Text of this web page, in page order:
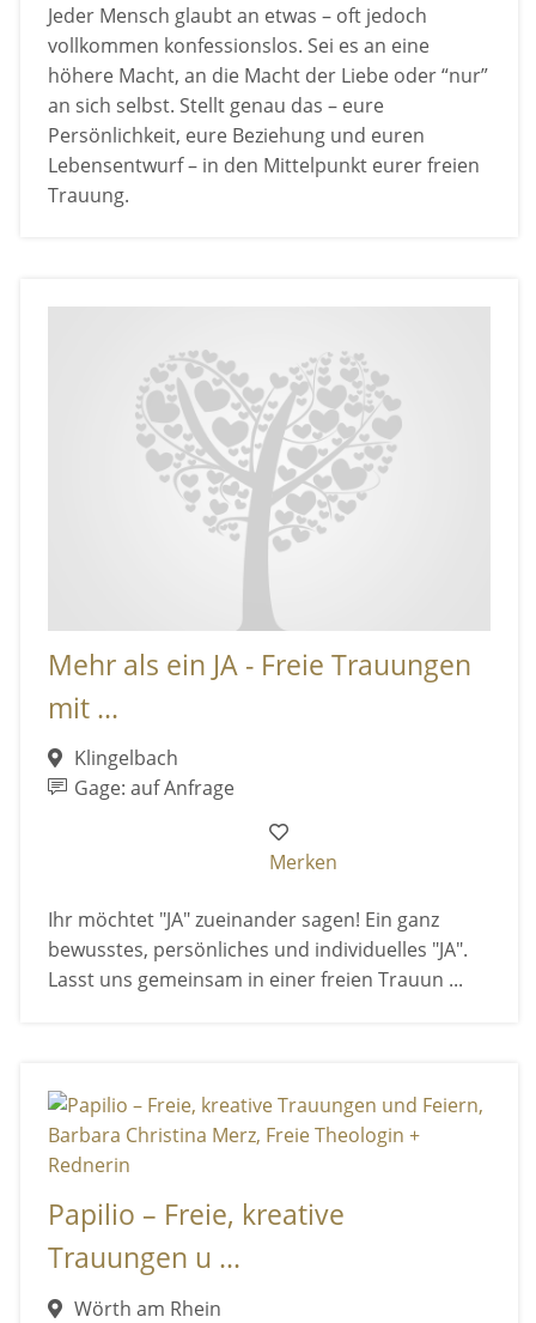
Jeder Mensch glaubt an etwas – oft jedoch
vollkommen konfessionslos. Sei es an eine
höhere Macht, an die Macht der Liebe oder “nur”
an sich selbst. Stellt genau das – eure
Persönlichkeit, eure Beziehung und euren
Lebensentwurf – in den Mittelpunkt eurer freien
Trauung.
Mehr als ein JA - Freie Trauungen
mit ...
Klingelbach
Gage: auf Anfrage
Merken
Ihr möchtet "JA" zueinander sagen! Ein ganz
bewusstes, persönliches und individuelles "JA".
Lasst uns gemeinsam in einer freien Trauun ...
Papilio – Freie, kreative
Trauungen u ...
Wörth am Rhein